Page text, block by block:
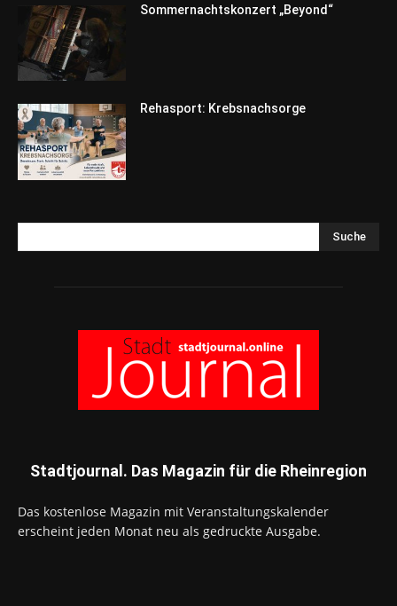
Sommernachtskonzert „Beyond“
Rehasport: Krebsnachsorge
Suche
Stadtjournal. Das Magazin für die Rheinregion
Das kostenlose Magazin mit Veranstaltungskalender
erscheint jeden Monat neu als gedruckte Ausgabe.